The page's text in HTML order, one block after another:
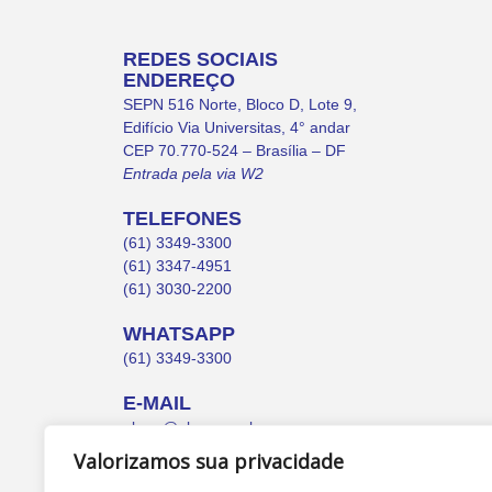
Valorizamos sua privacidade
REDES SOCIAIS
ENDEREÇO
SEPN 516 Norte, Bloco D, Lote 9,
Edifício Via Universitas, 4° andar
CEP 70.770-524 – Brasília – DF
Entrada pela via W2
TELEFONES
(61) 3349-3300
(61) 3347-4951
(61) 3030-2200
WHATSAPP
(61) 3349-3300
E-MAIL
abruc@abruc.org.br